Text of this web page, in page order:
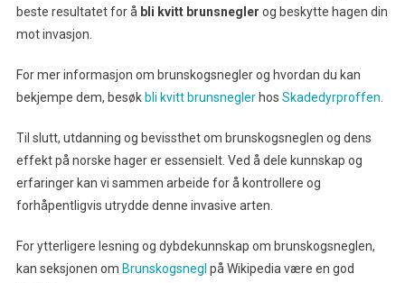
beste resultatet for å bli kvitt brunsnegler og beskytte hagen din
mot invasjon.
For mer informasjon om brunskogsnegler og hvordan du kan
bekjempe dem, besøk bli kvitt brunsneglerhos Skadedyrproffen.
Til slutt, utdanning og bevissthet om brunskogsneglen og dens
effekt på norske hager er essensielt. Ved å dele kunnskap og
erfaringer kan vi sammen arbeide for å kontrollere og
forhåpentligvis utrydde denne invasive arten.
For ytterligere lesning og dybdekunnskap om brunskogsneglen,
kan seksjonen om Brunskogsnegl på Wikipedia være en god